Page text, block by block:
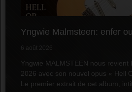
Yngwie Malmsteen: enfer
6 août 2026
Yngwie MALMSTEEN nous revient
2026 avec son nouvel opus « Hell
Le premier extrait de cet album,